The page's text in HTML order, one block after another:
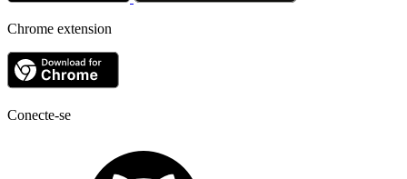
Chrome extension
Conecte-se